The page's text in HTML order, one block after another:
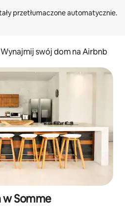
Wynajmij swój dom na Airbnb
Somme